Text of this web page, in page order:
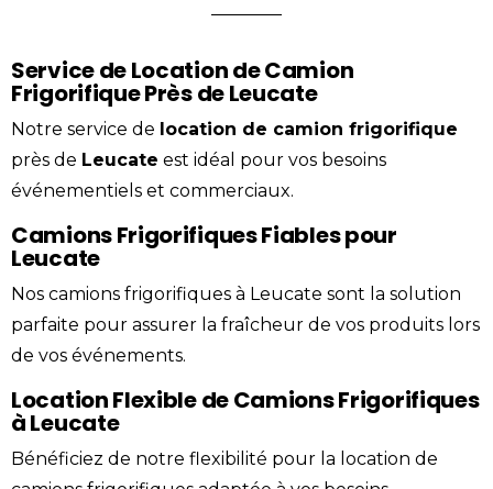
Service de Location de Camion
Frigorifique Près de Leucate
Notre service de location de camion frigorifique
près de Leucate est idéal pour vos besoins
événementiels et commerciaux.
Camions Frigorifiques Fiables pour
Leucate
Nos camions frigorifiques à Leucate sont la solution
parfaite pour assurer la fraîcheur de vos produits lors
de vos événements.
Location Flexible de Camions Frigorifiques
à Leucate
Bénéficiez de notre flexibilité pour la location de